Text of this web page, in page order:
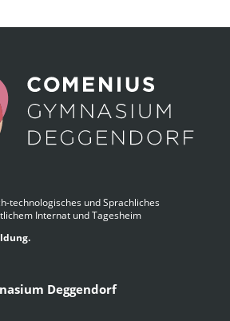
technologisches und Sprachliches
Internat und Tagesheim
Deggendorf